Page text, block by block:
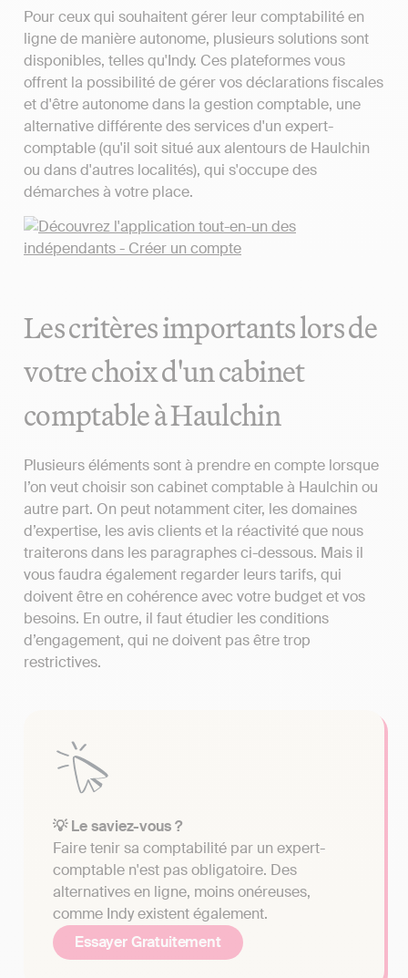
Pour ceux qui souhaitent gérer leur comptabilité en
ligne de manière autonome, plusieurs solutions sont
disponibles, telles qu'Indy. Ces plateformes vous
offrent la possibilité de gérer vos déclarations fiscales
et d'être autonome dans la gestion comptable, une
alternative différente des services d'un expert-
comptable (qu'il soit situé aux alentours de Haulchin
ou dans d'autres localités), qui s'occupe des
démarches à votre place.
Les critères importants lors de
votre choix d'un cabinet
comptable à Haulchin
Plusieurs éléments sont à prendre en compte lorsque
l’on veut choisir son cabinet comptable à Haulchin ou
autre part. On peut notamment citer, les domaines
d’expertise, les avis clients et la réactivité que nous
traiterons dans les paragraphes ci-dessous. Mais il
vous faudra également regarder leurs tarifs, qui
doivent être en cohérence avec votre budget et vos
besoins. En outre, il faut étudier les conditions
d’engagement, qui ne doivent pas être trop
restrictives.
💡 Le saviez-vous ?
Faire tenir sa comptabilité par un expert-
comptable n'est pas obligatoire. Des
alternatives en ligne, moins onéreuses,
comme Indy existent également.
Essayer Gratuitement